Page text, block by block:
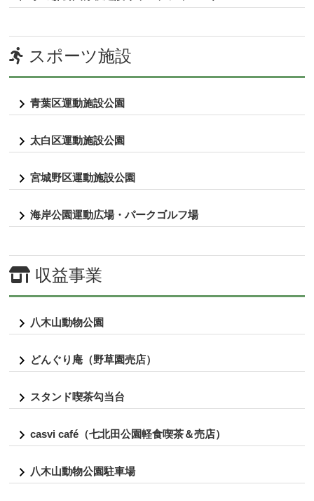
スポーツ施設
青葉区運動施設公園
太白区運動施設公園
宮城野区運動施設公園
海岸公園運動広場・パークゴルフ場
収益事業
八木山動物公園
どんぐり庵（野草園売店）
スタンド喫茶勾当台
casvi café（七北田公園軽食喫茶＆売店）
八木山動物公園駐車場